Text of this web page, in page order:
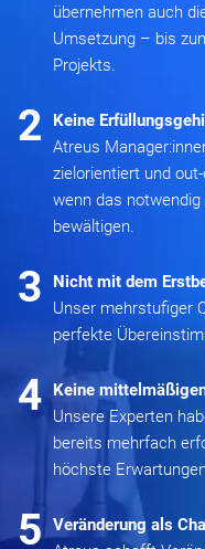
übernehmen auch
Umsetzung – bis
Projekts.
2
Keine
Atreus
zielorientiert und
wenn das
bewältigen.
3
Nicht mit dem
Unser mehrstufiger
perfekte
4
Keine
Unsere Experten
bereits mehrfach
höchste
5 Veränderung als